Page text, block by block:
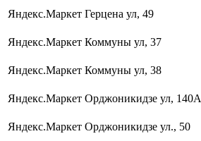
Яндекс.Маркет Герцена ул, 49
Яндекс.Маркет Коммуны ул, 37
Яндекс.Маркет Коммуны ул, 38
Яндекс.Маркет Орджоникидзе ул, 140А
Яндекс.Маркет Орджоникидзе ул., 50